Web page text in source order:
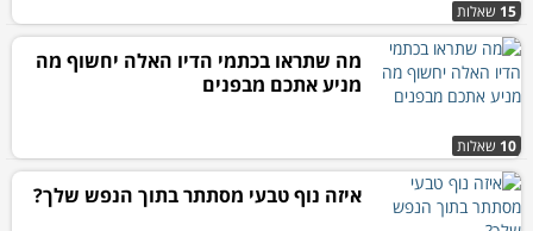
15 שאלות
10 שאלות
מה שתראו בכתמי הדיו האלה יחשוף מה
מניע אתכם מבפנים
איזה נוף טבעי מסתתר בתוך הנפש שלך?